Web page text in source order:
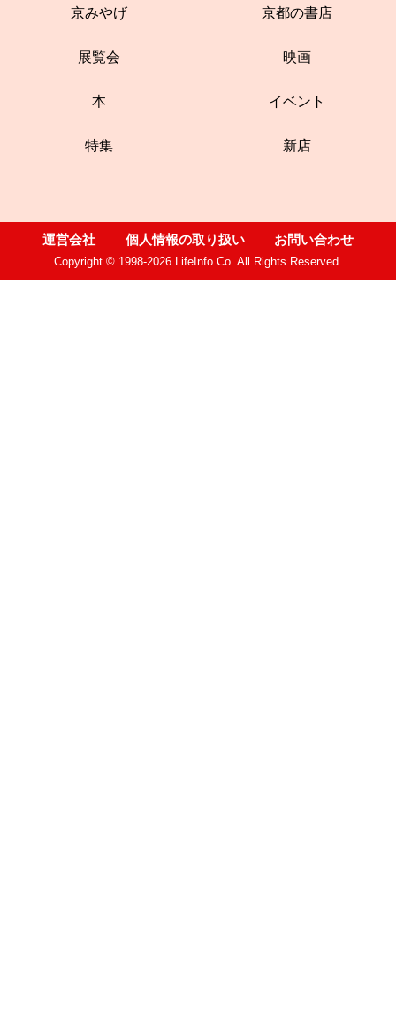
京みやげ 京都の書店
展覧会 映画
本 イベント
特集 新店
運営会社 個人情報の取り扱い お問い合わせ
Copyright © 1998-2026 LifeInfo Co. All Rights Reserved.